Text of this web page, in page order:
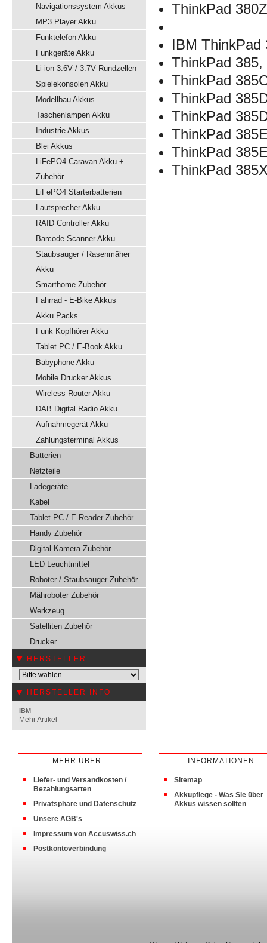
Navigationssystem Akkus
MP3 Player Akku
Funktelefon Akku
Funkgeräte Akku
Li-ion 3.6V / 3.7V Rundzellen
Spielekonsolen Akku
Modellbau Akkus
Taschenlampen Akku
Industrie Akkus
Blei Akkus
LiFePO4 Caravan Akku +
Zubehör
LiFePO4 Starterbatterien
Lautsprecher Akku
RAID Controller Akku
Barcode-Scanner Akku
Staubsauger / Rasenmäher
Akku
Smarthome Zubehör
Fahrrad - E-Bike Akkus
Akku Packs
Funk Kopfhörer Akku
Tablet PC / E-Book Akku
Babyphone Akku
Mobile Drucker Akkus
Wireless Router Akku
DAB Digital Radio Akku
Aufnahmegerät Akku
Zahlungsterminal Akkus
Batterien
Netzteile
Ladegeräte
Kabel
Tablet PC / E-Reader Zubehör
Handy Zubehör
Digital Kamera Zubehör
LED Leuchtmittel
Roboter / Staubsauger Zubehör
Mähroboter Zubehör
Werkzeug
Satelliten Zubehör
Drucker
HERSTELLER
HERSTELLER INFO
IBM
Mehr Artikel
ThinkPad
IBM ThinkPad
ThinkPad 385,
ThinkPad
ThinkPad
ThinkPad
ThinkPad
ThinkPad
ThinkPad
MEHR ÜBER...
Liefer- und Versandkosten /
Bezahlungsarten
Privatsphäre und Datenschutz
Unsere AGB's
Impressum von Accuswiss.ch
Postkontoverbindung
INFORMATIONEN
Sitemap
Akkupflege - Was Sie über
Akkus wissen sollten